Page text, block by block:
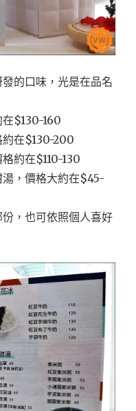
的口味，光是在品名
$130-160
約在$130-200
約在$110-130
，價格大約在$45-
，也可依照個人喜好